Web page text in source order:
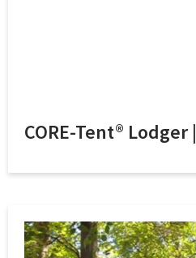
CORE-Tent®